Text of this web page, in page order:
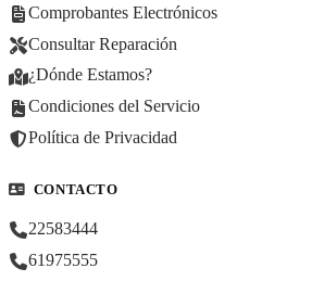
Comprobantes Electrónicos
Consultar Reparación
¿Dónde Estamos?
Condiciones del Servicio
Política de Privacidad
CONTACTO
22583444
61975555